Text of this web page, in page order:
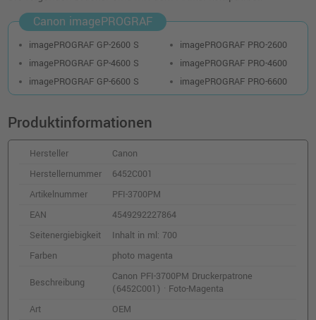
324,99 €
Canon PFI-3700PC Druckerpatrone
(6451C001) · Foto-Cyan
324,99 €
Canon PFI-3100PGY Druckerpatrone
o. MwSt. 76,46 €
90,99 €
(6433C001) · Fotoschwarz
o. MwSt.
178,99 €
Canon imagePROGRAF
imagePROGRAF GP-2600 S
imagePROGRAF GP-4600 S
imagePROGRAF GP-6600 S
imagePROGRAF PRO-2600
imagePROGRAF PRO-4600
imagePROGRAF PRO-6600
Produktinformationen
Hersteller
Canon
Herstellernummer
6452C001
Artikelnummer
PFI-3700PM
EAN
4549292227864
Seitenergiebigkeit
Inhalt in ml: 700
Farben
photo magenta
Beschreibung
Canon PFI-3700PM Druckerpatrone
(6452C001) · Foto-Magenta
Art
OEM